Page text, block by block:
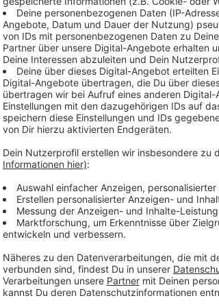
Anzeige
Vorstellen brauchen wir
seine Späße am
müssen am Ende mit
bekommen könnt, ist
die Uhr zur Verfügung.
Telefonate in längerer